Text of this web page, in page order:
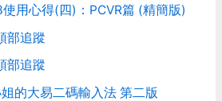
用心得(四)：PCVR篇 (精簡版)
部追蹤
部追蹤
的大易二碼輸入法 第二版